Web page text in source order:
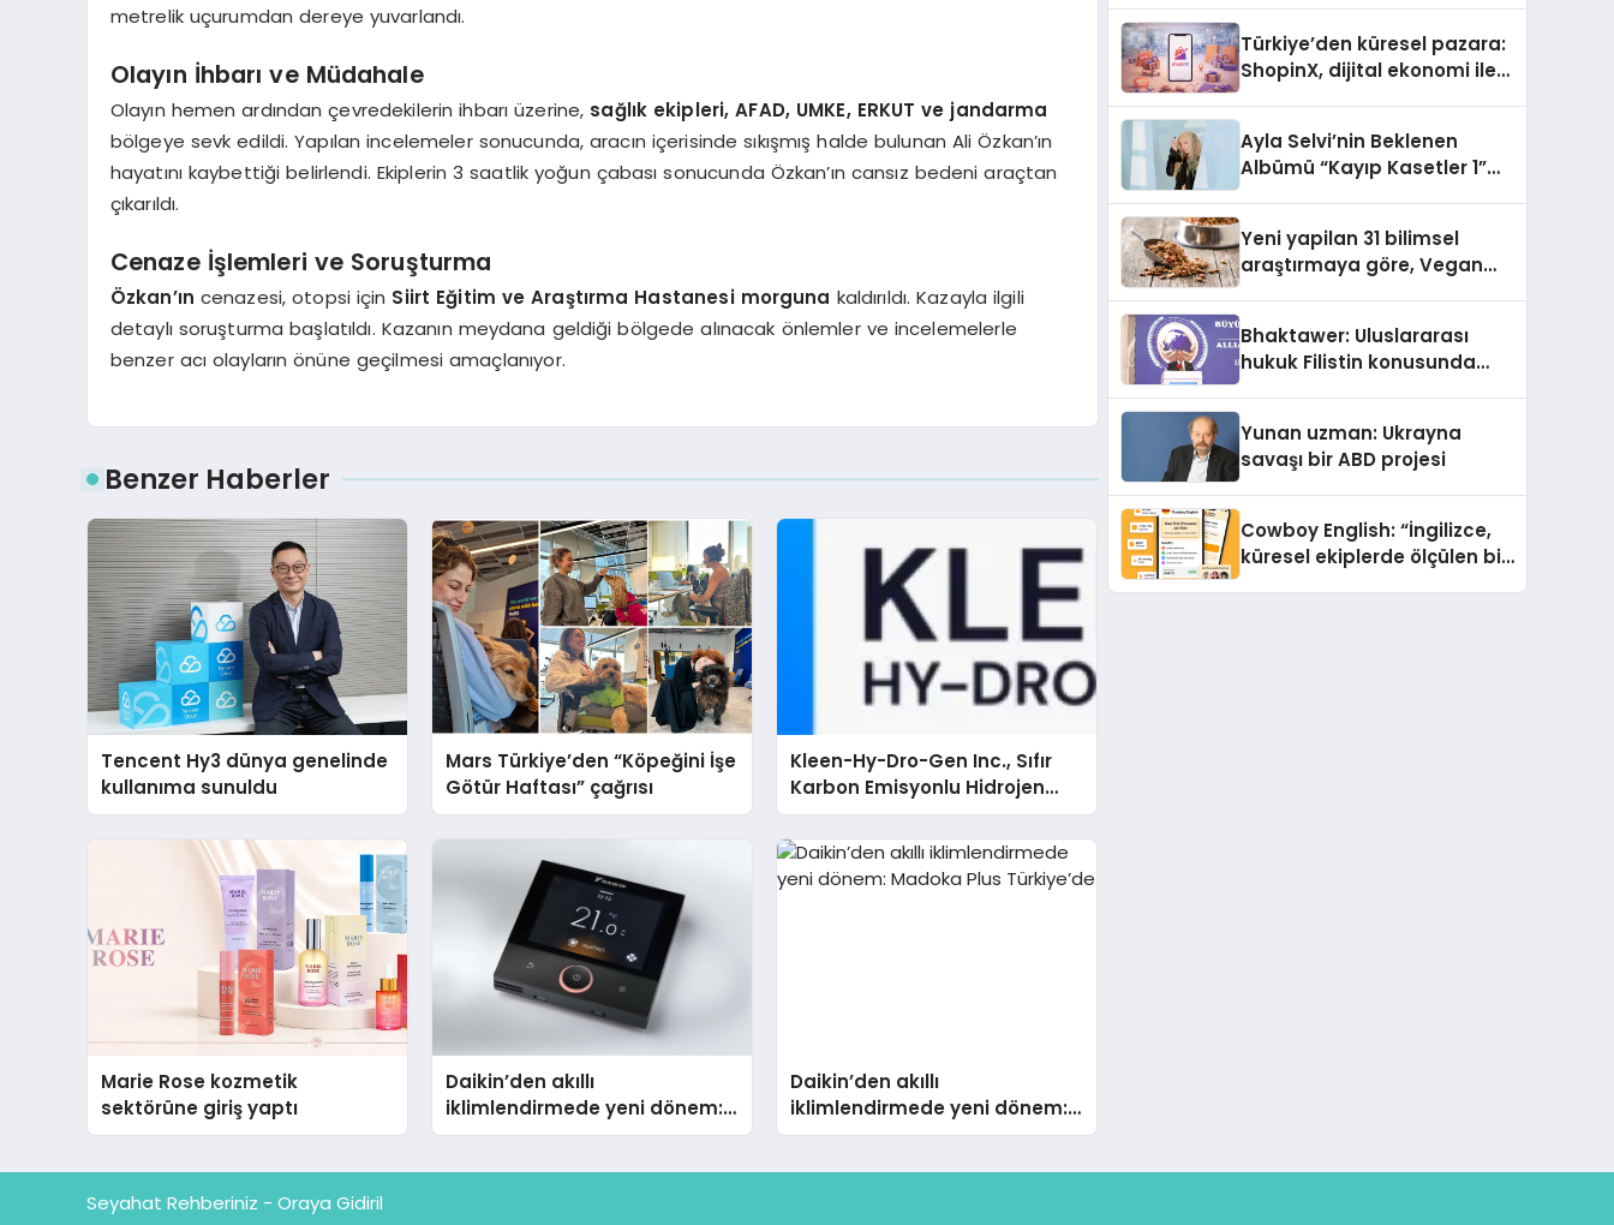
metrelik uçurumdan dereye yuvarlandı.
Olayın İhbarı ve Müdahale
Olayın hemen ardından çevredekilerin ihbarı üzerine, sağlık ekipleri, AFAD, UMKE, ERKUT ve jandarma
bölgeye sevk edildi. Yapılan incelemeler sonucunda, aracın içerisinde sıkışmış halde bulunan Ali Özkan’ın
hayatını kaybettiği belirlendi. Ekiplerin 3 saatlik yoğun çabası sonucunda Özkan’ın cansız bedeni araçtan
çıkarıldı.
Cenaze İşlemleri ve Soruşturma
Özkan’ın cenazesi, otopsi için Siirt Eğitim ve Araştırma Hastanesi morguna kaldırıldı. Kazayla ilgili
detaylı soruşturma başlatıldı. Kazanın meydana geldiği bölgede alınacak önlemler ve incelemelerle
benzer acı olayların önüne geçilmesi amaçlanıyor.
Benzer Haberler
Tencent Hy3 dünya genelinde
kullanıma sunuldu
Mars Türkiye’den “Köpeğini İşe
Götür Haftası” çağrısı
Kleen-Hy-Dro-Gen Inc., Sıfır
Karbon Emisyonlu Hidrojen
Isıtma Teknolojisinde ISO ve
TSSA Düzenleyici Onaylarını
Aldı
Marie Rose kozmetik
sektörüne giriş yaptı
Daikin’den akıllı
iklimlendirmede yeni dönem:
Madoka Plus Türkiye’de
Daikin’den akıllı
iklimlendirmede yeni dönem:
Madoka Plus Türkiye’de
Türkiye’den küresel pazara:
ShopinX, dijital ekonomi ile
Ayla Selvi’nin Beklenen
Albümü “Kayıp Kasetler 1”
Yeni yapilan 31 bilimsel
araştırmaya göre, Vegan
Sindirildiğini Ortaya Koydu
Bhaktawer: Uluslararası
hukuk Filistin konusunda
Yunan uzman: Ukrayna
savaşı bir ABD projesi
Cowboy English: “İngilizce,
küresel ekiplerde ölçülen bir
Seyahat Rehberiniz - Oraya Gidiril